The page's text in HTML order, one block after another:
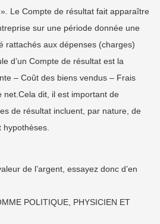
Le Compte de résultat fait apparaître
sur une période donnée une
rattachés aux dépenses (charges)
d’un Compte de résultat est la
– Coût des biens vendus – Frais
dit, il est important de
de résultat incluent, par nature, de
de l’argent, essayez donc d’en
POLITIQUE, PHYSICIEN ET